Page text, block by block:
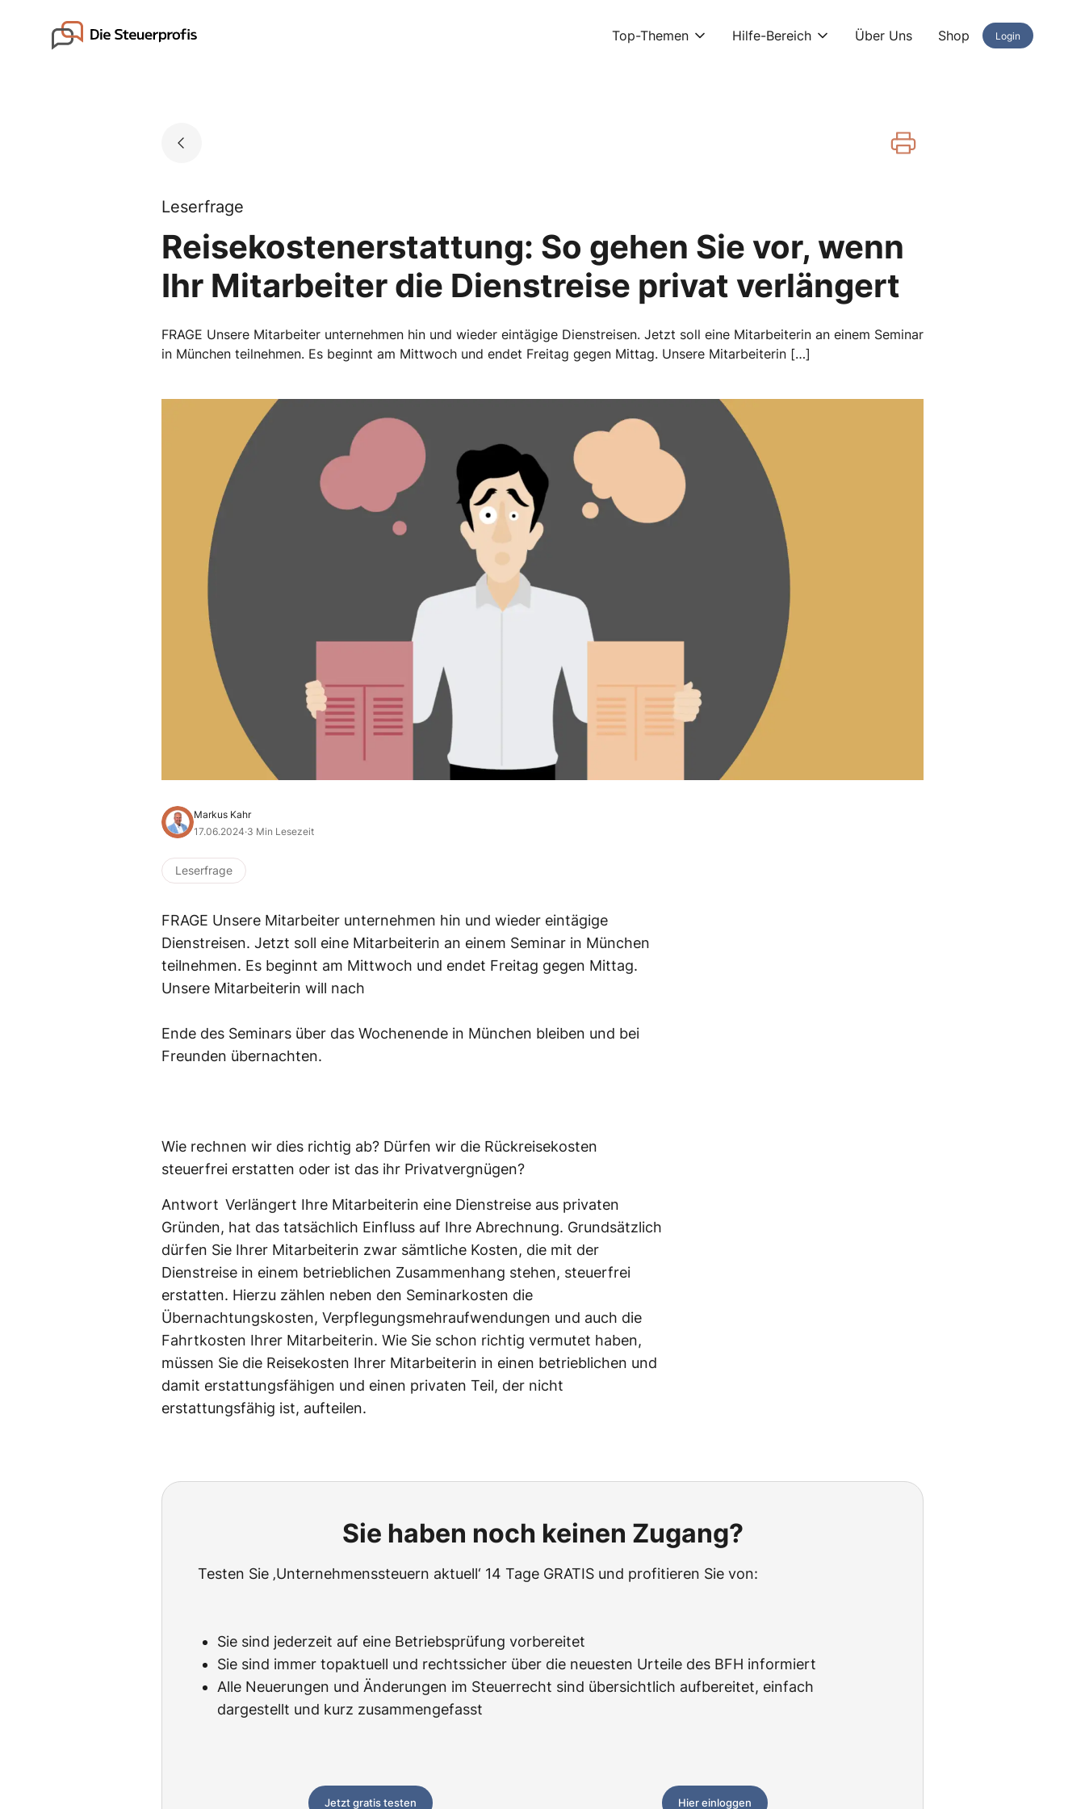
Go to landing page. Top-Themen Hilfe-Bereich Über Uns Shop Login
Leserfrage
Reisekostenerstattung: So gehen Sie vor, wenn
Ihr Mitarbeiter die Dienstreise privat verlängert
FRAGE Unsere Mitarbeiter unternehmen hin und wieder eintägige Dienstreisen. Jetzt soll eine Mitarbeiterin an einem Seminar
in München teilnehmen. Es beginnt am Mittwoch und endet Freitag gegen Mittag. Unsere Mitarbeiterin […]
Markus Kahr
17.06.2024·3 Min Lesezeit
Leserfrage
FRAGE Unsere Mitarbeiter unternehmen hin und wieder eintägige
Dienstreisen. Jetzt soll eine Mitarbeiterin an einem Seminar in München
teilnehmen. Es beginnt am Mittwoch und endet Freitag gegen Mittag.
Unsere Mitarbeiterin will nach
Ende des Seminars über das Wochenende in München bleiben und bei
Freunden übernachten.
Wie rechnen wir dies richtig ab? Dürfen wir die Rückreisekosten
steuerfrei erstatten oder ist das ihr Privatvergnügen?
Antwort Verlängert Ihre Mitarbeiterin eine Dienstreise aus privaten
Gründen, hat das tatsächlich Einfluss auf Ihre Abrechnung. Grundsätzlich
dürfen Sie Ihrer Mitarbeiterin zwar sämtliche Kosten, die mit der
Dienstreise in einem betrieblichen Zusammenhang stehen, steuerfrei
erstatten. Hierzu zählen neben den Seminarkosten die
Übernachtungskosten, Verpflegungsmehraufwendungen und auch die
Fahrtkosten Ihrer Mitarbeiterin. Wie Sie schon richtig vermutet haben,
müssen Sie die Reisekosten Ihrer Mitarbeiterin in einen betrieblichen und
damit erstattungsfähigen und einen privaten Teil, der nicht
erstattungsfähig ist, aufteilen.
Sie haben noch keinen Zugang?
Testen Sie ‚Unternehmenssteuern aktuell‘ 14 Tage GRATIS und profitieren Sie von:
Sie sind jederzeit auf eine Betriebsprüfung vorbereitet
Sie sind immer topaktuell und rechtssicher über die neuesten Urteile des BFH informiert
Alle Neuerungen und Änderungen im Steuerrecht sind übersichtlich aufbereitet, einfach
dargestellt und kurz zusammengefasst
Jetzt gratis testen Hier einloggen